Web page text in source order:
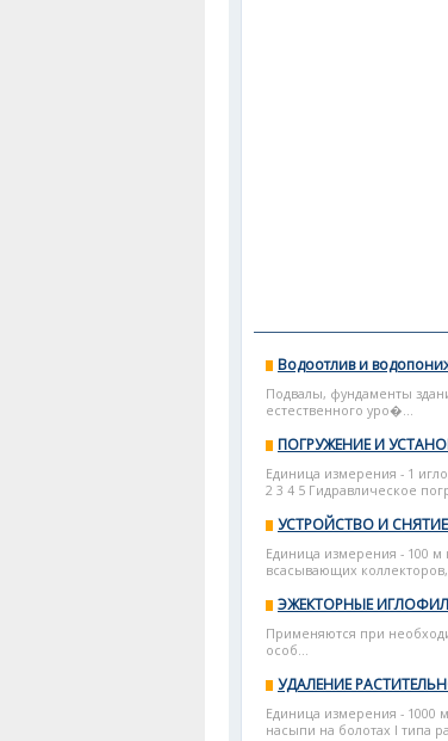
Водоотлив и
Подвалы, фундаменты
естественного уро�...
ПОГРУЖЕНИЕ И
Единица измерения - 1
2 3 4 5 Гидравлическое
УСТРОЙСТВО И
Единица измерения - 100 м
всасывающих
ЭЖЕКТОРНЫЕ
Применяются при
особ...
УДАЛЕНИЕ
Единица измерения - 1000
насыпи на болотах I типа